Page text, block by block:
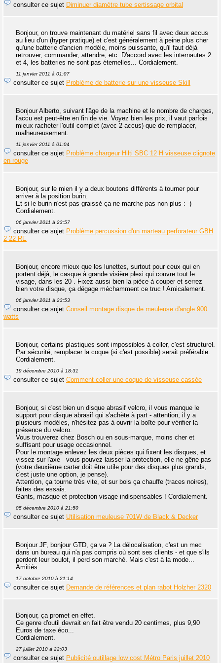
consulter ce sujet Diminuer diamètre tube sertissage orbital
Bonjour, on trouve maintenant du matériel sans fil avec deux accus
au lieu d'un (hyper pratique) et c'est généralement à peine plus cher
qu'une batterie d'ancien modèle, moins puissante, qu'il faut déjà
retrouver, commander, attendre, etc. D'accord avec les internautes 2
et 4, les batteries ne sont pas éternelles... Cordialement.
11 janvier 2011 à 01:07
consulter ce sujet Problème de batterie sur une visseuse Skill
Bonjour Alberto, suivant l'âge de la machine et le nombre de charges,
l'accu est peut-être en fin de vie. Voyez bien les prix, il vaut parfois
mieux racheter l'outil complet (avec 2 accus) que de remplacer,
malheureusement.
11 janvier 2011 à 01:04
consulter ce sujet Problème chargeur Hilti SBC 12 H visseuse clignote
en rouge
Bonjour, sur le mien il y a deux boutons différents à tourner pour
arriver à la position burin.
Et si le burin n'est pas graissé ça ne marche pas non plus : -)
Cordialement.
06 janvier 2011 à 23:57
consulter ce sujet Problème percussion d'un marteau perforateur GBH
2-22 RE
Bonjour, encore mieux que les lunettes, surtout pour ceux qui en
portent déjà, le casque à grande visière plexi qui couvre tout le
visage, dans les 20 . Fixez aussi bien la pièce à couper et serrez
bien votre disque, ça dégage méchamment ce truc ! Amicalement.
06 janvier 2011 à 23:53
consulter ce sujet Conseil montage disque de meuleuse d'angle 900
watts
Bonjour, certains plastiques sont impossibles à coller, c'est structurel.
Par sécurité, remplacer la coque (si c'est possible) serait préférable.
Cordialement.
19 décembre 2010 à 18:31
consulter ce sujet Comment coller une coque de visseuse cassée
Bonjour, si c'est bien un disque abrasif velcro, il vous manque le
support pour disque abrasif qui s'achète à part - attention, il y a
plusieurs modèles, n'hésitez pas à ouvrir la boîte pour vérifier la
présence du velcro.
Vous trouverez chez Bosch ou en sous-marque, moins cher et
suffisant pour usage occasionnel.
Pour le montage enlevez les deux pièces qui fixent les disques, et
vissez sur l'axe - vous pouvez laisser la protection, elle ne gêne pas
(votre deuxième carter doit être utile pour des disques plus grands,
c'est juste une option, je pense).
Attention, ça tourne très vite, et sur bois ça chauffe (traces noires),
faites des essais.
Gants, masque et protection visage indispensables ! Cordialement.
05 décembre 2010 à 21:50
consulter ce sujet Utilisation meuleuse 701W de Black & Decker
Bonjour JF, bonjour GTD, ça va ? La délocalisation, c'est un mec
dans un bureau qui n'a pas compris où sont ses clients - et que s'ils
perdent leur boulot, il perd son marché. Mais c'est à la mode...
Amitiés.
17 octobre 2010 à 21:14
consulter ce sujet Demande de références et plan rabot Holzher 2320
Bonjour, ça promet en effet.
Ce genre d'outil devrait en fait être vendu 20 centimes, plus 9,90
Euros de taxe éco...
Cordialement.
27 juillet 2010 à 22:03
consulter ce sujet Publicité outillage low cost Métro Paris juillet 2010